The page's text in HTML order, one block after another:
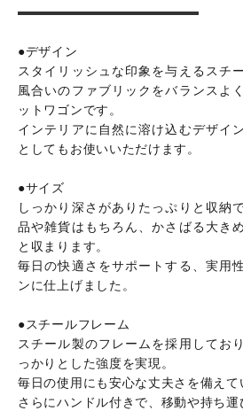
●デザイン
スタイリッシュな印象を与えるスチ
風合いのファブリックをバランスよ
ットワゴンです。
インテリアに自然に溶け込むデザイ
としてもお使いいただけます。
●サイズ
しっかり深さがありたっぷりと収納
品や雑貨はもちろん、かさばる大き
と収まります。
毎日の快適さをサポートする、実用
ンに仕上げました。
●スチールフレーム
スチール製のフレームを採用してお
っかりとした強度を実現。
毎日の使用にも安心な丈夫さを備えて
さらにハンドル付きで、移動や持ち運